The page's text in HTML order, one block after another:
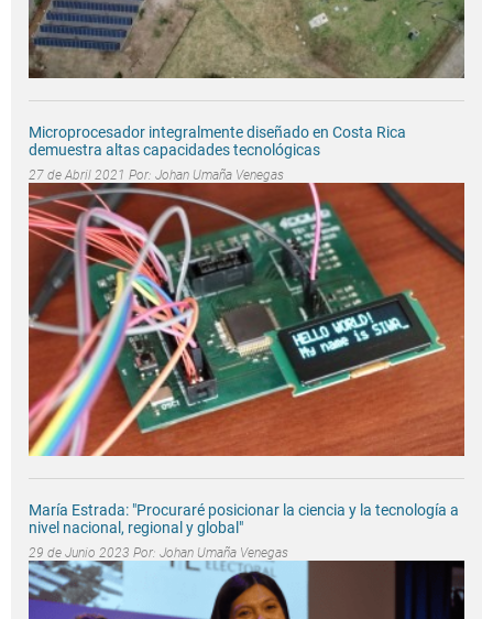
Microprocesador integralmente diseñado en Costa Rica
demuestra altas capacidades tecnológicas
27 de Abril 2021 Por: Johan Umaña Venegas
María Estrada: "Procuraré posicionar la ciencia y la tecnología a
nivel nacional, regional y global"
29 de Junio 2023 Por: Johan Umaña Venegas